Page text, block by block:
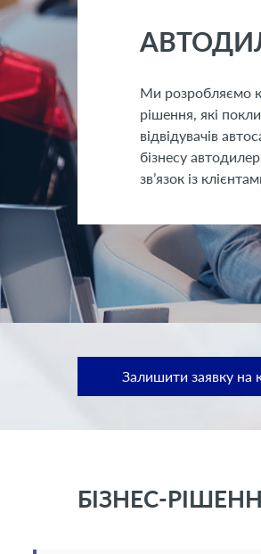
Ми розробляємо
рішення, які
відвідувачів
бізнесу
зв’язок із
Залишити заявку на
БІЗНЕС-